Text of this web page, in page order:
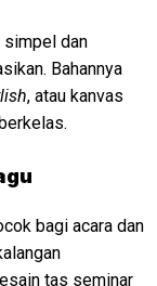
simpel dan
Bahannya
, atau kanvas
bagi acara dan
tas seminar